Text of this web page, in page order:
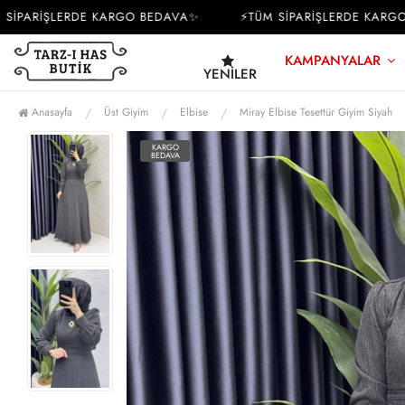
KARGO BEDAVA✨ ⚡TÜM SİPARİŞLERDE KARGO
YENILER
KAMPANYALAR
Anasayfa Üst Giyim Elbise Miray Elbise Tesettür Giyim Siyah
KARGO
BEDAVA